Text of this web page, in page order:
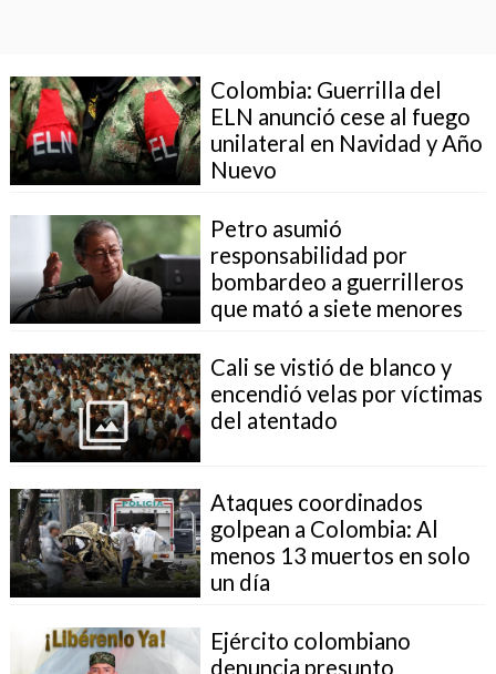
Colombia: Guerrilla del
ELN anunció cese al fuego
unilateral en Navidad y Año
Nuevo
Petro asumió
responsabilidad por
bombardeo a guerrilleros
que mató a siete menores
Cali se vistió de blanco y
encendió velas por víctimas
del atentado
Ataques coordinados
golpean a Colombia: Al
menos 13 muertos en solo
un día
Ejército colombiano
denuncia presunto